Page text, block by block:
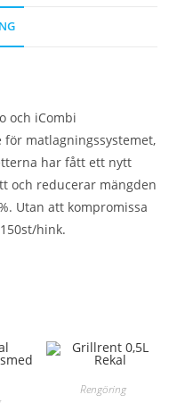
och iCombi
för matlagningssystemet,
har fått ett nytt
och reducerar mängden
Utan att kompromissa
hink.
Rengöring